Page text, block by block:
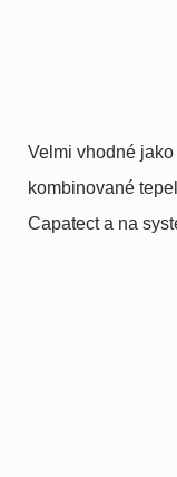
Velmi vhodné
kombinované
Capatect a na